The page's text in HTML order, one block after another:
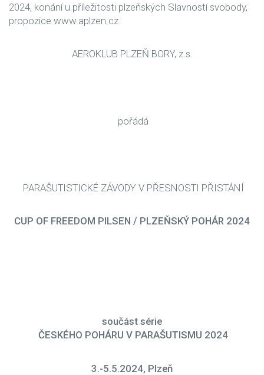
2024, konání u příležitosti plzeňských Slavností svobody,
propozice www.aplzen.cz
AEROKLUB PLZEŇ BORY, z.s.
pořádá
PARAŠUTISTICKÉ ZÁVODY V PŘESNOSTI PŘISTÁNÍ
CUP OF FREEDOM PILSEN / PLZEŇSKÝ POHÁR 2024
součást série
ČESKÉHO POHÁRU V PARAŠUTISMU 2024
3.-5.5.2024, Plzeň